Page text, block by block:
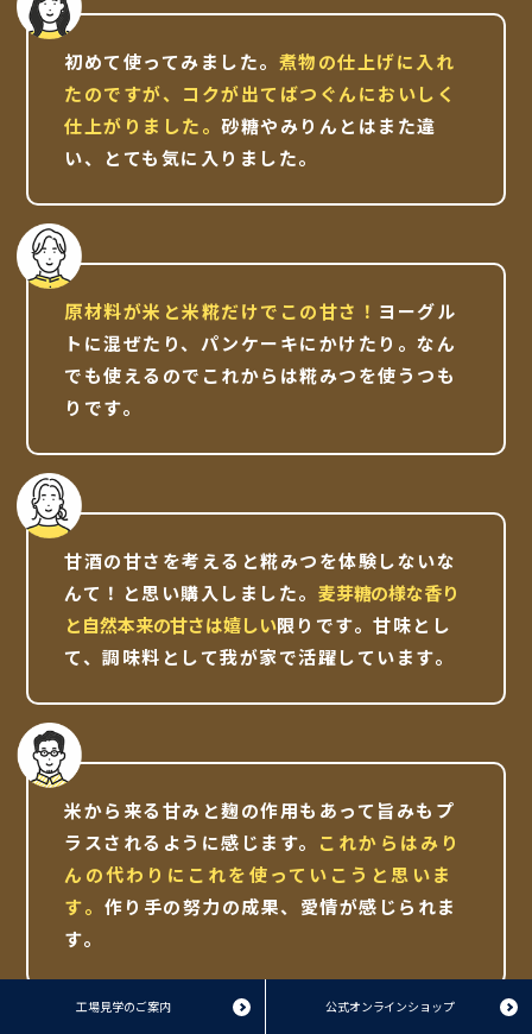
初めて使ってみました。 煮物の仕上げに入れ
たのですが、コクが出てばつぐんにおいしく
仕上がりました。砂糖やみりんとはまた違
い、とても気に入りました。
原材料が米と米糀だけでこの甘さ！ ヨーグル
トに混ぜたり、パンケーキにかけたり。なん
でも使えるのでこれからは糀みつを使うつも
りです。
甘酒の甘さを考えると糀みつを体験しないな
んて！と思い購入しました。 麦芽糖の様な香り
と自然本来の甘さは嬉しい限りです。甘味とし
て、調味料として我が家で活躍しています。
米から来る甘みと麹の作用もあって旨みもプ
ラスされるように感じます。
これからはみり
んの代わりにこれを使っていこうと思いま
す。 作り手の努力の成果、愛情が感じられま
す。
工場見学のご案内 公式オンラインショップ